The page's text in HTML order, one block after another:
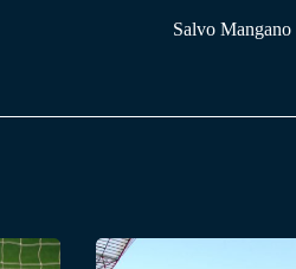
Salvo Mangano